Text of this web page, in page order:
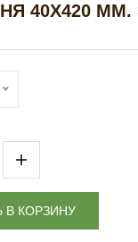
40Х420 ММ.
В КОРЗИНУ